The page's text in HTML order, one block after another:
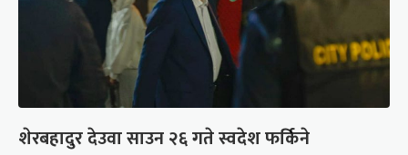
शेरबहादुर देउवा साउन २६ गते स्वदेश फर्किने